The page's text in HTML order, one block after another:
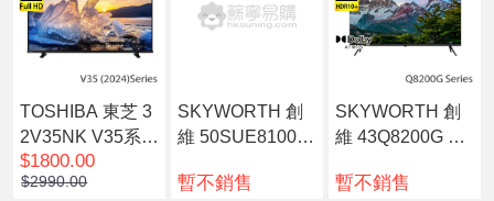
TOSHIBA 東芝 3
2V35NK V35系列
32 吋 FHD 智能
電視
$1800.00
$2990.00
SKYWORTH 創
維 50SUE8100
QLED 智能電視
暫不銷售
SKYWORTH 創
維 43Q8200G QL
43吋 4K QLED 智
暫不銷售